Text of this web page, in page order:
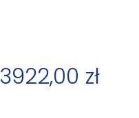
3922,00 zł